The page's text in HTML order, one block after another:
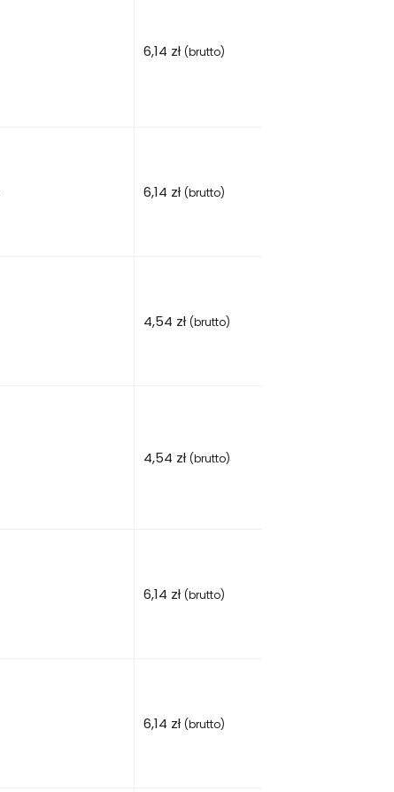
6,14 zł (brutto)
6,14 zł (brutto)
4,54 zł (brutto)
4,54 zł (brutto)
6,14 zł (brutto)
6,14 zł (brutto)